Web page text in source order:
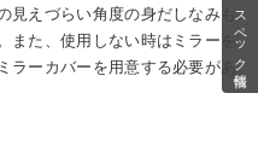
スペック情報
見えづらい角度の身だしなみも
また、使用しない時はミラーを
ラーカバーを用意する必要があ